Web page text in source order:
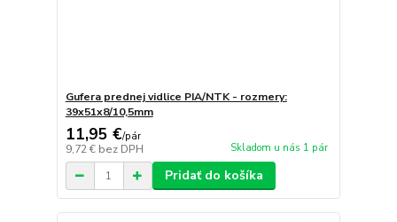
Gufera prednej vidlice PIA/NTK - rozmery:
39x51x8/10,5mm
11,95 €/pár
9,72 € bez DPH Skladom u nás 1 pár
Pridať do košíka